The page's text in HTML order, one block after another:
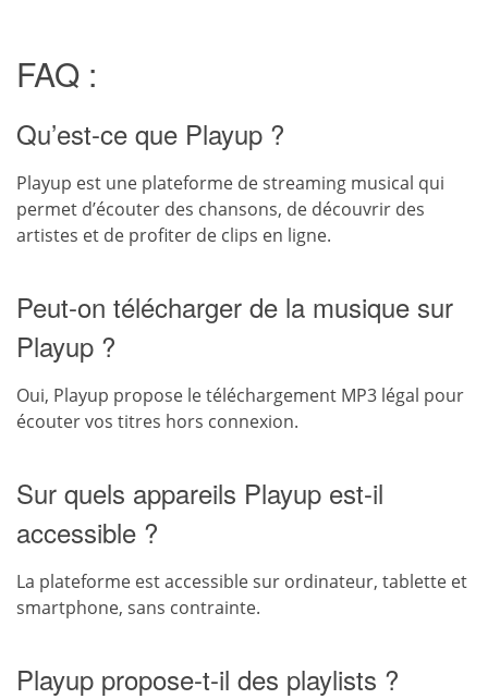
FAQ :
Qu’est-ce que Playup ?
Playup est une plateforme de streaming musical qui
permet d’écouter des chansons, de découvrir des
artistes et de profiter de clips en ligne.
Peut-on télécharger de la musique sur
Playup ?
Oui, Playup propose le téléchargement MP3 légal pour
écouter vos titres hors connexion.
Sur quels appareils Playup est-il
accessible ?
La plateforme est accessible sur ordinateur, tablette et
smartphone, sans contrainte.
Playup propose-t-il des playlists ?